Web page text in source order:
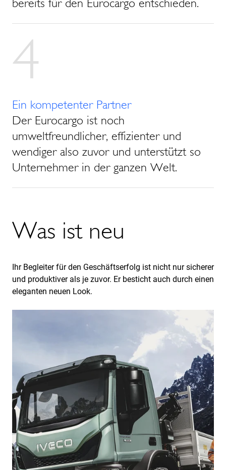
bereits für den Eurocargo entschieden.
4
Ein kompetenter Partner
Der Eurocargo ist noch
umweltfreundlicher, effizienter und
wendiger also zuvor und unterstützt so
Unternehmer in der ganzen Welt.
Was ist neu
Ihr Begleiter für den Geschäftserfolg ist nicht nur sicherer
und produktiver als je zuvor. Er besticht auch durch einen
eleganten neuen Look.